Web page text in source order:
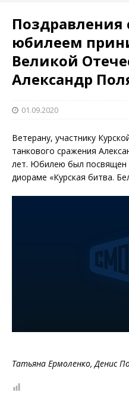
Поздравления
юбилеем
Великой
Александр
01.09.2020
Ветерану, участнику
танкового сражения
лет. Юбилею был посвящен
диораме «Курская битва.
Татьяна Ермоленко, Денис